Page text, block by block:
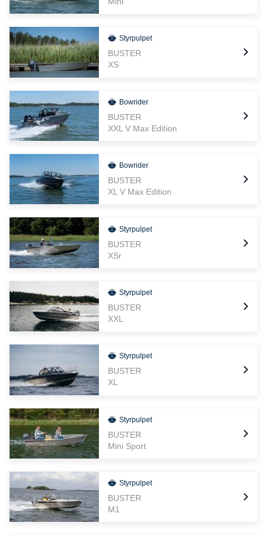
Styrpulpet
BUSTER
XS
Bowrider
BUSTER
XXL V Max Edition
Bowrider
BUSTER
XL V Max Edition
Styrpulpet
BUSTER
XSr
Styrpulpet
BUSTER
XXL
Styrpulpet
BUSTER
XL
Styrpulpet
BUSTER
Mini Sport
Styrpulpet
BUSTER
M1